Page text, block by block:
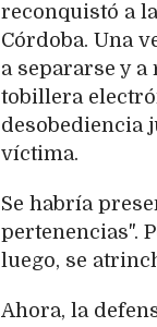
reconquistó a
Córdoba. Una
a separarse y
tobillera
desobediencia
víctima.
Se habría
pertenencias".
luego, se
Ahora, la